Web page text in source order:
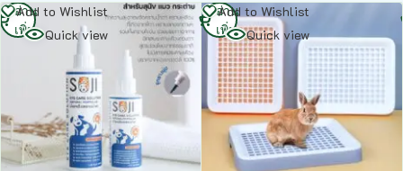
Add to Wishlist
Quick view
อ่าน
เพิ่ม
Add to Wishlist
Quick view
อ่าน
เพิ่ม